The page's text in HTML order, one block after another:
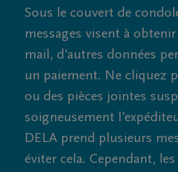
Sous le couvert de
messages visent à obtenir
mail, d'autres données
un paiement. Ne cliquez
ou des pièces jointes
soigneusement
DELA prend plusieurs
éviter cela. Cependant,